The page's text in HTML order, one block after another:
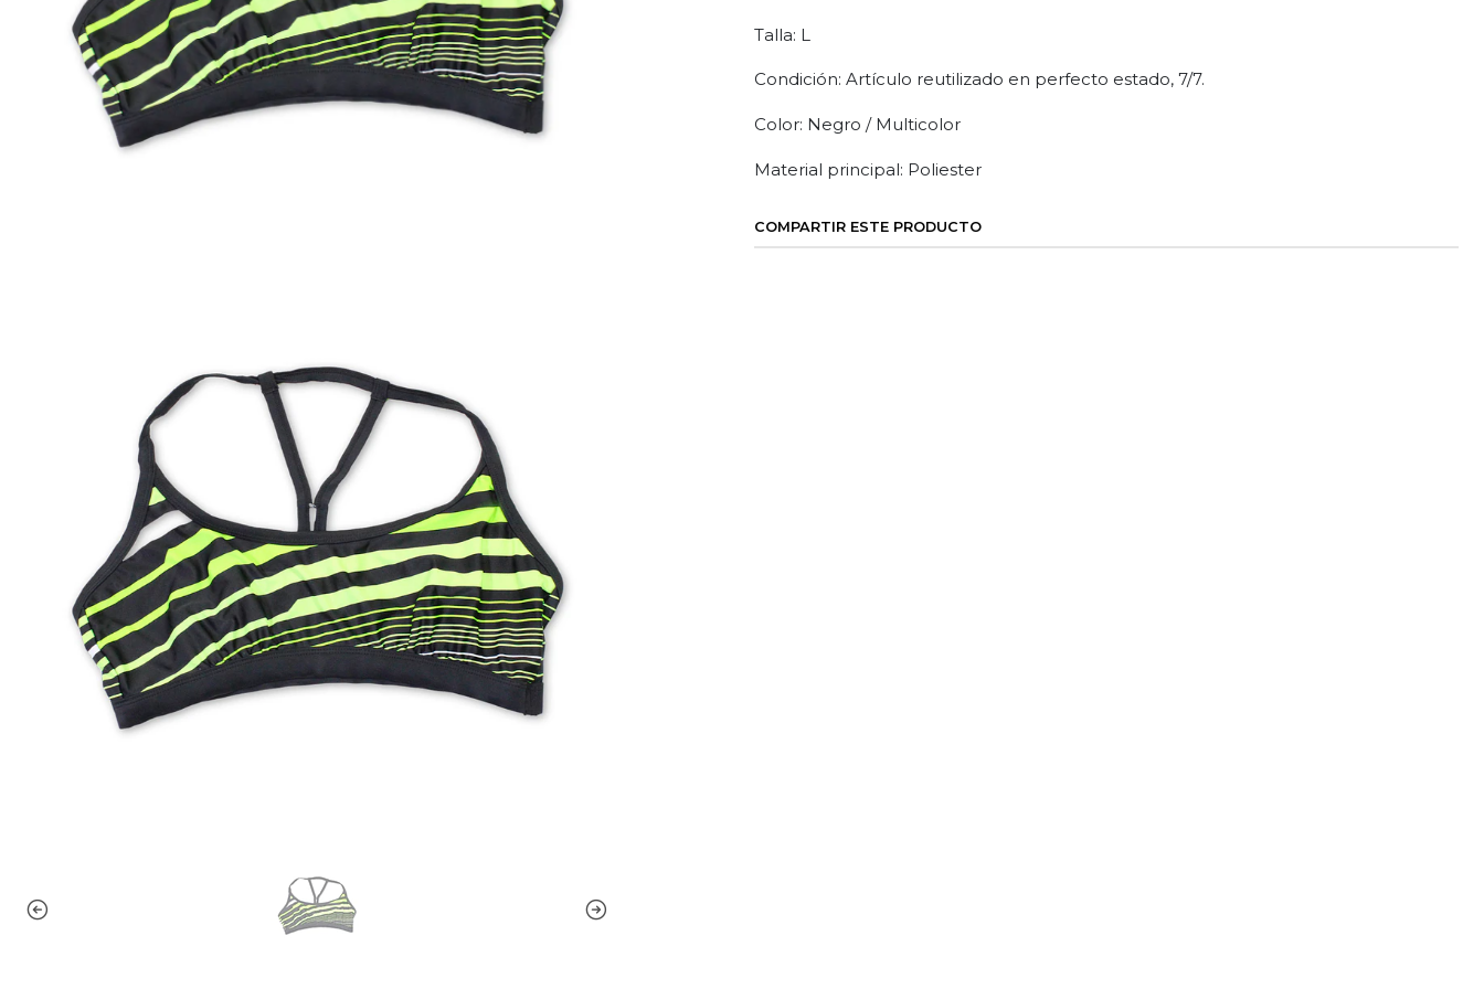
Talla: L
Condición: Artículo reutilizado en perfecto estado, 7/7.
Color: Negro / Multicolor
Material principal: Poliester
COMPARTIR ESTE PRODUCTO